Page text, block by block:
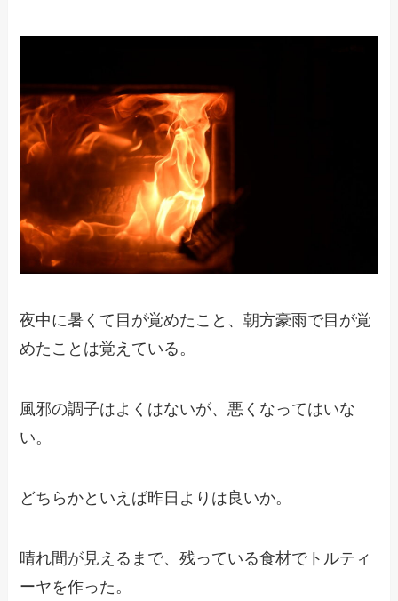
夜中に暑くて目が覚めたこと、朝方豪雨で目が覚
めたことは覚えている。
風邪の調子はよくはないが、悪くなってはいな
い。
どちらかといえば昨日よりは良いか。
晴れ間が見えるまで、残っている食材でトルティ
ーヤを作った。